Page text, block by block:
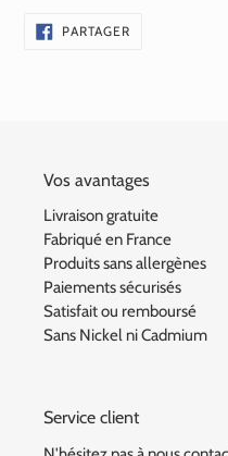
PARTAGERPARTAGER
SUR
Vos avantages
Livraison gratuite
Fabriqué en France
Produits sans allergènes
Paiements sécurisés
Satisfait ou remboursé
Sans Nickel ni Cadmium
Service client